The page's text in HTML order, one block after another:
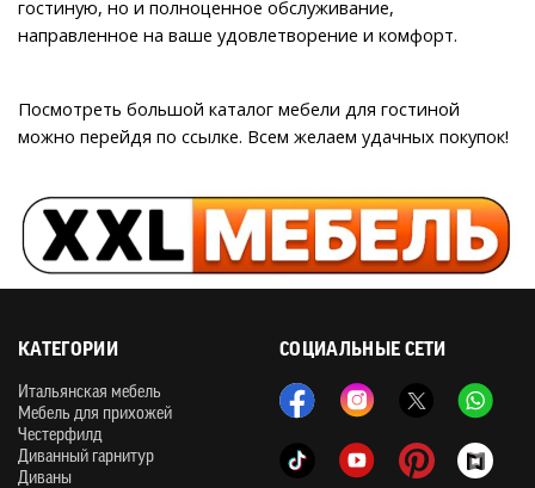
гостиную, но и полноценное обслуживание,
направленное на ваше удовлетворение и комфорт.
Посмотреть большой каталог мебели для гостиной
можно перейдя по ссылке. Всем желаем удачных покупок!
СОЦИАЛЬНЫЕ СЕТИ
КАТЕГОРИИ
Итальянская мебель
Мебель для прихожей
Честерфилд
Диванный гарнитур
Диваны